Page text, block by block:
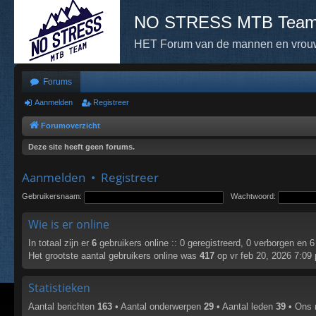
NO STRESS MTB
HET Forum van de mannen en
Forums
Aanmelden Registreer
Forumoverzicht
Deze site heeft geen forums.
Aanmelden • Registreer
Gebruikersnaam: Wachtwoord:
Wie is er online
In totaal zijn er 6 gebruikers online :: 0 geregistreerd, 0 verborgen en
Het grootste aantal gebruikers online was 417 op vr feb 20, 2026 7:09
Statistieken
Aantal berichten 163 • Aantal onderwerpen 29 • Aantal leden 39 • Ons